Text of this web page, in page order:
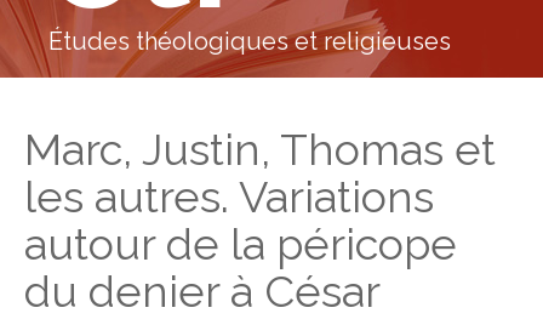
Études théologiques et religieuses
Marc, Justin, Thomas et
les autres. Variations
autour de la péricope
du denier à César